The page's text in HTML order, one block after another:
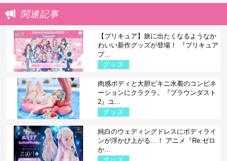
関連記事
【プリキュア】旅に出たくなるようなか
わいい新作グッズが登場！ 『プリキュア
プ...
グッズ
肉感ボディと大胆ビキニ水着のコンビネ
ーションにクラクラ。『ブラウンダスト
2』ユ...
グッズ
純白のウェディングドレスにボディライ
ンが浮かび上がる…！ アニメ『Re:ゼロ
か...